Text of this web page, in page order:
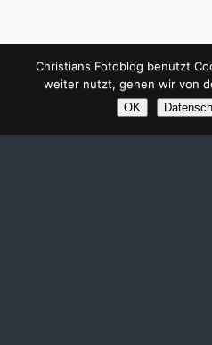
Christians Fotoblog benutzt
weiter nutzt, gehen wir von
OK